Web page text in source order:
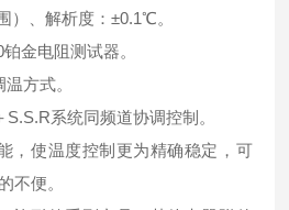
）、解析度：±0.1℃。
金电阻测试器。
方式。
系统同频道协调控制。
，使温度控制更为精确稳定，可
不便。